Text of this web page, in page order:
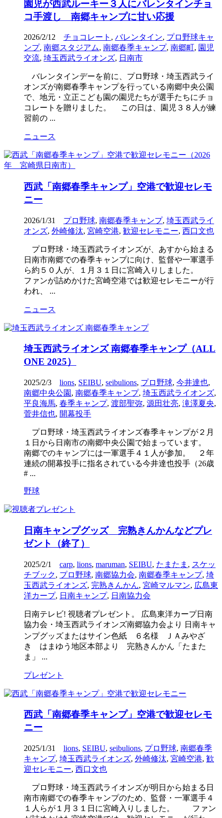
園児が西武ルーキー３人にバレンタインチョ
コ手渡し 南郷キャンプに甘い応援
2026/2/12 チョコレート , バレンタイン, プロ野球キャ
ンプ, 南郷スタジアム, 南郷春季キャンプ, 南郷町, 園児
交流, 埼玉西武ライオンズ, 日南市
バレンタインデーを前に、プロ野球・埼玉西武ライ
オンズが南郷春季キャンプを行っている南郷中央公園
で、地元・立正こども園の園児たちが選手たちにチョ
コレートを贈りました。 この日は、園児３８人が練
習前の ...
ニュース
西武「南郷春季キャンプ」空港で歓迎セレモ
ニー
2026/1/31 プロ野球, 南郷春季キャンプ, 埼玉西武ライ
オンズ, 外崎修汰, 宮崎空港, 歓迎セレモニー, 西口文也
プロ野球・埼玉西武ライオンズが、あすから始まる
日南市南郷での春季キャンプに向け、監督や一軍選手
ら約５０人が、１月３１日に宮崎入りしました。
ファンが詰めかけた宮崎空港では歓迎セレモニーが行
われ、 ...
ニュース
埼玉西武ライオンズ 南郷春季キャンプ（ALL
ONE 2025）
2025/2/3 lions, SEIBU, seibulions, プロ野球, 今井達也,
南郷中央公園 , 南郷春季キャンプ, 埼玉西武ライオンズ,
平良海馬, 春季キャンプ, 渡部聖弥, 源田壮亮, 滝澤夏央,
菅井信也, 開幕投手
プロ野球・埼玉西武ライオンズ春季キャンプが２月
１日から日南市の南郷中央公園で始まっています。
南郷でのキャンプには一軍選手４１人が参加。 ２年
連続の開幕投手に指名されている今井達也投手（26歳
# ...
野球
日南キャンプグッズ 完熟きんかんなどプレ
ゼント（終了）
2025/2/1 carp, lions, maruman, SEIBU, たまたま , スケッ
チブック, プロ野球, 南郷協力会, 南郷春季キャンプ, 埼
玉西武ライオンズ, 完熟きんかん, 宮崎マルマン, 広島東
洋カープ, 日南キャンプ, 日南協力会
日南テレビ! 視聴者プレゼント。 広島東洋カープ日南
協力会・埼玉西武ライオンズ南郷協力会より 日南キャ
ンプグッズまたはサイン色紙 ６名様 ＪＡみやざ
き はまゆう地区本部より 完熟きんかん「たまた
ま」 ...
プレゼント
西武「南郷春季キャンプ」空港で歓迎セレモ
ニー
2025/1/31 lions, SEIBU, seibulions, プロ野球, 南郷春季
キャンプ, 埼玉西武ライオンズ, 外崎修汰, 宮崎空港, 歓
迎セレモニー, 西口文也
プロ野球・埼玉西武ライオンズが明日から始まる日
南市南郷での春季キャンプのため、監督・一軍選手４
１人らが１月３１日に宮崎入りしました。 ファン